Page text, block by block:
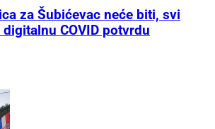
za Šubićevac neće biti, svi
COVID potvrdu